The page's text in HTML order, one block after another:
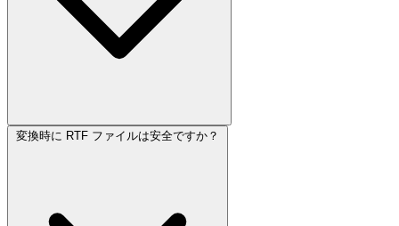
変換時に RTF ファイルは安全ですか？